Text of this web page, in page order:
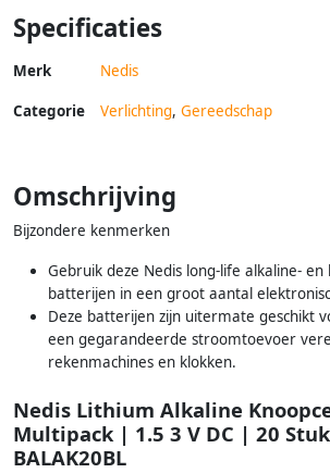
Specificaties
Merk Nedis
Categorie Verlichting, Gereedschap
Omschrijving
Bijzondere kenmerken
Gebruik deze Nedis long-life alkaline-
batterijen in een groot aantal
Deze batterijen zijn uitermate geschikt
een gegarandeerde stroomtoevoer
rekenmachines en klokken.
Nedis Lithium Alkaline
Multipack | 1.5 3 V DC | 20
BALAK20BL